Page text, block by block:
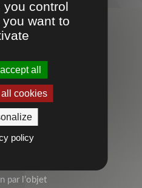
2 SPORT
Réseau Temps 2 Sport !
par l’objet
you control
want to
all
all cookies
policy